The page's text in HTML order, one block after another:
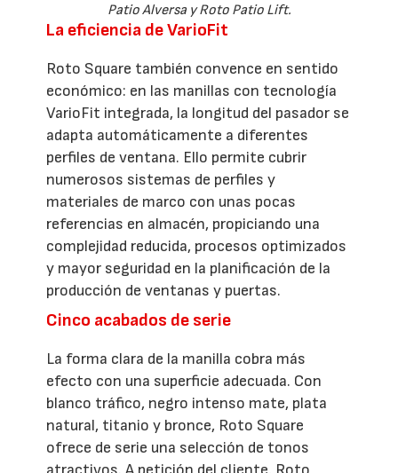
Patio Alversa y Roto Patio Lift.
La eficiencia de VarioFit
Roto Square también convence en sentido
económico: en las manillas con tecnología
VarioFit integrada, la longitud del pasador se
adapta automáticamente a diferentes
perfiles de ventana. Ello permite cubrir
numerosos sistemas de perfiles y
materiales de marco con unas pocas
referencias en almacén, propiciando una
complejidad reducida, procesos optimizados
y mayor seguridad en la planificación de la
producción de ventanas y puertas.
Cinco acabados de serie
La forma clara de la manilla cobra más
efecto con una superficie adecuada. Con
blanco tráfico, negro intenso mate, plata
natural, titanio y bronce, Roto Square
ofrece de serie una selección de tonos